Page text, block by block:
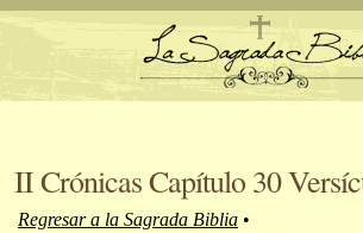
II Crónicas Capítulo 30
Regresar a la Sagrada Biblia •